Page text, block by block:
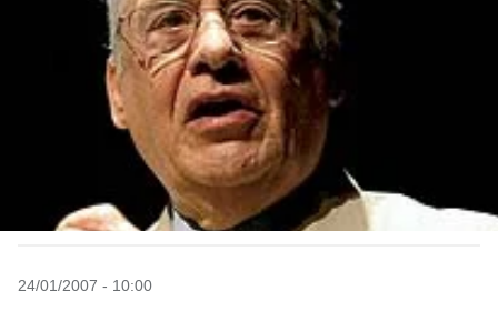
24/01/2007 - 10:00